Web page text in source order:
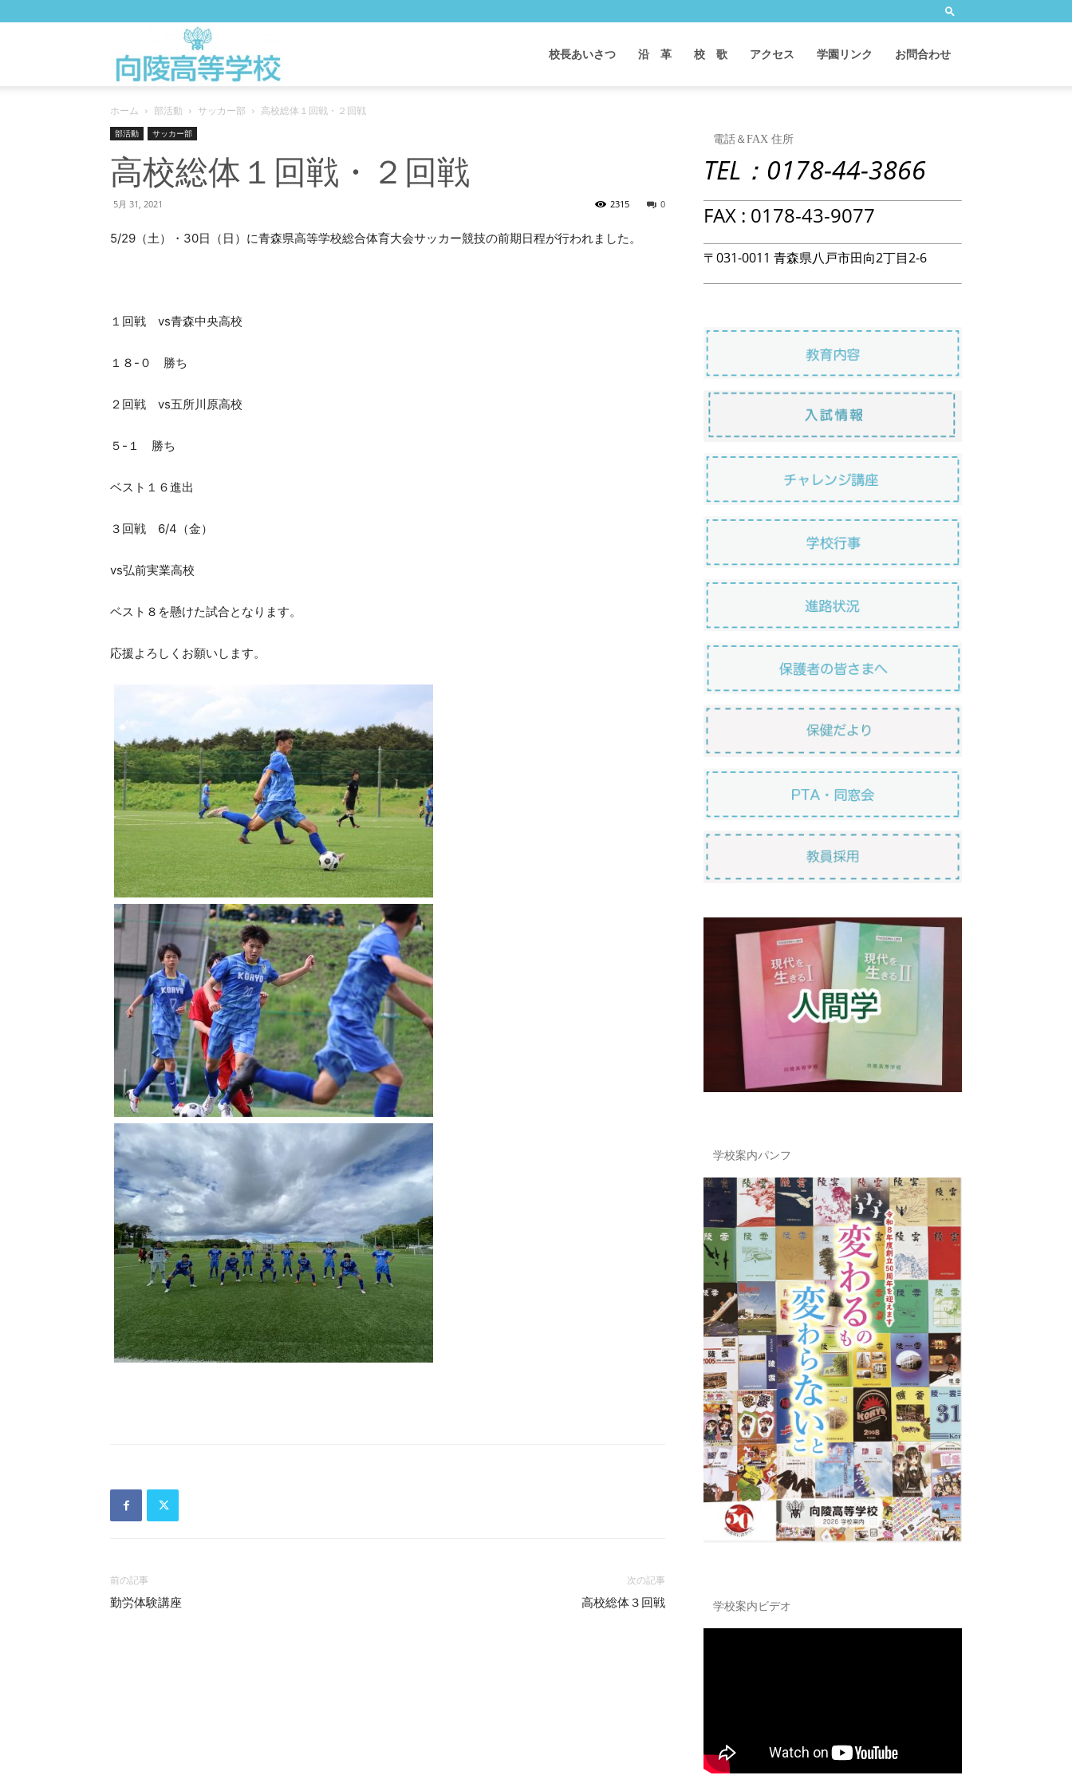
陵
高
校
校長あいさつ 沿 革 校 歌 アクセス 学園リンク お問合わせ
ホーム 部活動 サッカー部 高校総体１回戦・２回戦
部活動 サッカー部
高校総体１回戦・２回戦
5月 31, 2021 0
2315
5/29（土）・30日（日）に青森県高等学校総合体育大会サッカー競技の前期日程が行われました。
１回戦 vs青森中央高校
１８-０ 勝ち
２回戦 vs五所川原高校
５-１ 勝ち
ベスト１６進出
３回戦 6/4（金）
vs弘前実業高校
ベスト８を懸けた試合となります。
応援よろしくお願いします。
前の記事
勤労体験講座
次の記事
高校総体３回戦
電話＆FAX 住所
TEL：0178-44-3866
FAX : 0178-43-9077
〒031-0011 青森県八戸市田向2丁目2-6
学校案内パンフ
学校案内ビデオ